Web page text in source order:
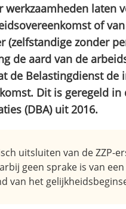
laten
of
(zelfstandige zonder
de aard van de
de Belastingdienst de
Dit is geregeld in
(DBA) uit 2016.
uitsluiten van de ZZP-
geen sprake is van
van het